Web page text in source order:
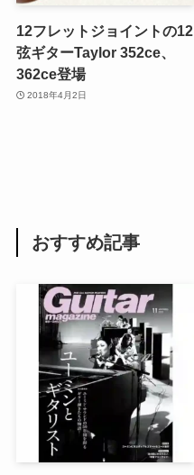
12フレットジョイントの12
弦ギターTaylor 352ce、
362ce登場
2018年4月2日
おすすめ記事